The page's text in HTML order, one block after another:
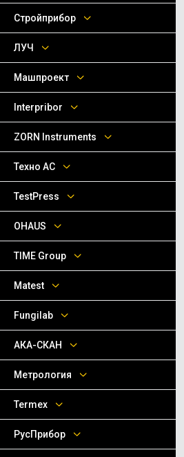
Стройприбор
ЛУЧ
Машпроект
Interpribor
ZORN Instruments
Техно АС
TestPress
OHAUS
TIME Group
Matest
Fungilab
АКА-СКАН
Метрология
Termex
РусПрибор